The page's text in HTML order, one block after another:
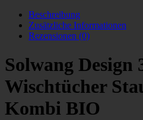
Beschreibung
Zusätzliche Informationen
Rezensionen (0)
Solwang Design
Wischtücher
Kombi BIO